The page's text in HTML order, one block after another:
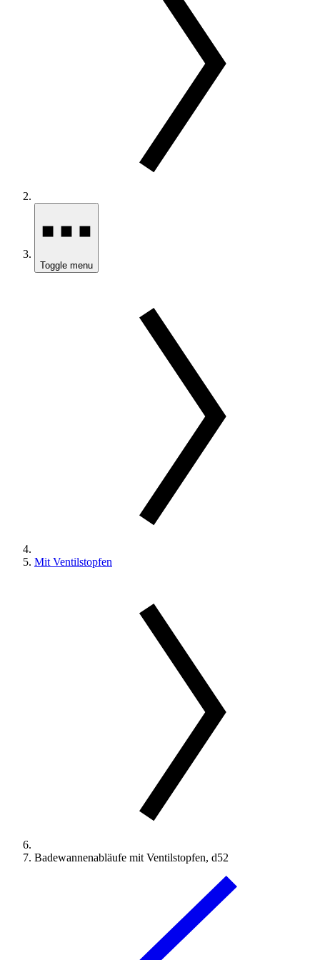
Toggle menu
Mit Ventilstopfen
Badewannenabläufe mit Ventilstopfen, d52